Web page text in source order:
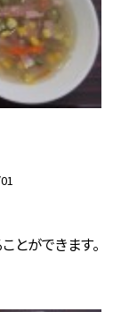
とができます。